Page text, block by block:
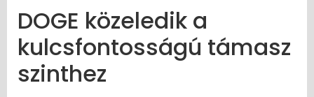
DOGE közeledik a
kulcsfontosságú támasz
szinthez